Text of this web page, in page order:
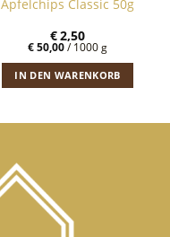
Apfelchips Classic 50g
€2,50
€50,00/1000g
IN DEN WARENKORB